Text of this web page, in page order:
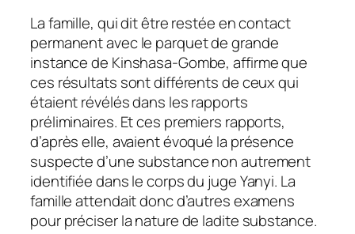
La famille, qui dit être restée en contact
permanent avec le parquet de grande
instance de Kinshasa-Gombe, affirme que
ces résultats sont différents de ceux qui
étaient révélés dans les rapports
préliminaires. Et ces premiers rapports,
d’après elle, avaient évoqué la présence
suspecte d’une substance non autrement
identifiée dans le corps du juge Yanyi. La
famille attendait donc d’autres examens
pour préciser la nature de ladite substance.